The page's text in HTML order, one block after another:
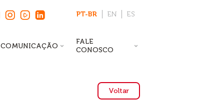
PT-BR EN ES
COMUNICAÇÃO
FALE
CONOSCO
Voltar